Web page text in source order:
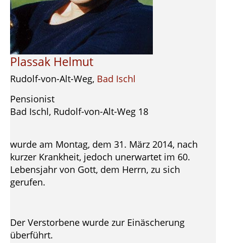
Plassak Helmut
Rudolf-von-Alt-Weg, Bad Ischl
Pensionist
Bad Ischl, Rudolf-von-Alt-Weg 18
wurde am Montag, dem 31. März 2014, nach
kurzer Krankheit, jedoch unerwartet im 60.
Lebensjahr von Gott, dem Herrn, zu sich
gerufen.
Der Verstorbene wurde zur Einäscherung
überführt.